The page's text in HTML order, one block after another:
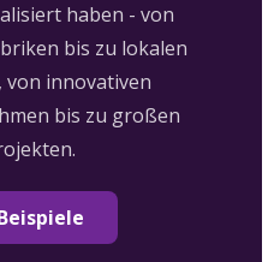
haben - von
bis zu lokalen
innovativen
bis zu großen